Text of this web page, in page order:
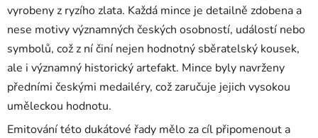
vyrobeny z ryzího zlata. Každá mince je detailně zdobena a
nese motivy významných českých osobností, událostí nebo
symbolů, což z ní činí nejen hodnotný sběratelský kousek,
ale i významný historický artefakt. Mince byly navrženy
předními českými medailéry, což zaručuje jejich vysokou
uměleckou hodnotu.
Emitování této dukátové řady mělo za cíl připomenout a